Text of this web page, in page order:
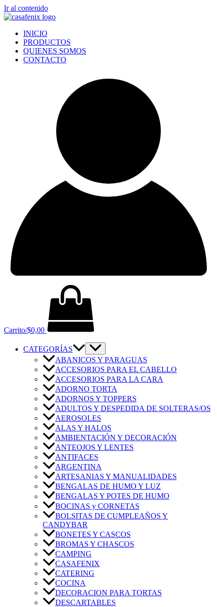
Ir al contenido
INICIO
PRODUCTOS
QUIENES SOMOS
CONTACTO
Carrito/$0,00
CATEGORÍAS
ABANICOS Y PARAGUAS
ACCESORIOS PARA EL CABELLO
ACCESORIOS PARA LA CARA
ADORNO TORTA
ADORNOS Y TOPPERS
ADULTOS Y DESPEDIDA DE SOLTERAS/OS
AEROSOLES
ALAS Y HALOS
AMBIENTACIÓN Y DECORACIÓN
ANTEOJOS Y LENTES
ANTIFACES
ARGENTINA
ARTESANIAS Y MANUALIDADES
BENGALAS DE HUMO Y LUZ
BENGALAS Y POTES DE HUMO
BOCINAS y CORNETAS
BOLSITAS DE CUMPLEAÑOS Y
CANDYBAR
BONETES Y CASCOS
BROMAS Y CHASCOS
CAMPING
CASAFENIX
CATERING
COCINA
DECORACION PARA TORTAS
DESCARTABLES